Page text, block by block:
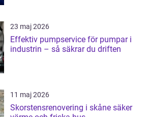
23 maj 2026
Effektiv pumpservice för pumpar i
industrin – så säkrar du driften
11 maj 2026
Skorstensrenovering i skåne säker